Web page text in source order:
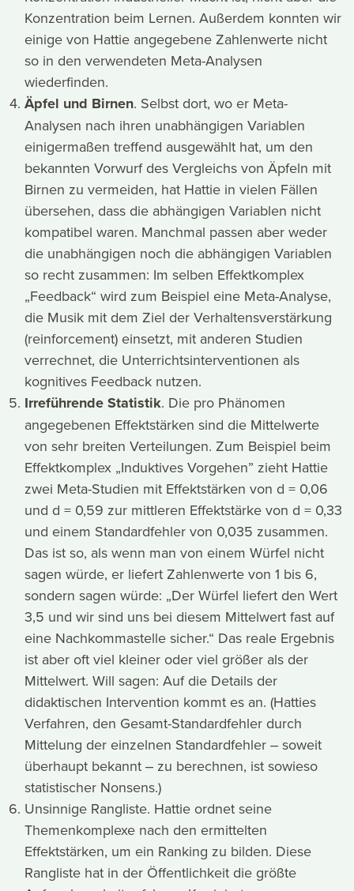
Konzentration beim Lernen. Außerdem konnten wir
einige von Hattie angegebene Zahlenwerte nicht
so in den verwendeten Meta-Analysen
wiederfinden.
Äpfel und Birnen. Selbst dort, wo er Meta-
Analysen nach ihren unabhängigen Variablen
einigermaßen treffend ausgewählt hat, um den
bekannten Vorwurf des Vergleichs von Äpfeln mit
Birnen zu vermeiden, hat Hattie in vielen Fällen
übersehen, dass die abhängigen Variablen nicht
kompatibel waren. Manchmal passen aber weder
die unabhängigen noch die abhängigen Variablen
so recht zusammen: Im selben Effektkomplex
„Feedback“ wird zum Beispiel eine Meta-Analyse,
die Musik mit dem Ziel der Verhaltensverstärkung
(reinforcement) einsetzt, mit anderen Studien
verrechnet, die Unterrichtsinterventionen als
kognitives Feedback nutzen.
Irreführende Statistik. Die pro Phänomen
angegebenen Effektstärken sind die Mittelwerte
von sehr breiten Verteilungen. Zum Beispiel beim
Effektkomplex „Induktives Vorgehen” zieht Hattie
zwei Meta-Studien mit Effektstärken von d = 0,06
und d = 0,59 zur mittleren Effektstärke von d = 0,33
und einem Standardfehler von 0,035 zusammen.
Das ist so, als wenn man von einem Würfel nicht
sagen würde, er liefert Zahlenwerte von 1 bis 6,
sondern sagen würde: „Der Würfel liefert den Wert
3,5 und wir sind uns bei diesem Mittelwert fast auf
eine Nachkommastelle sicher.“ Das reale Ergebnis
ist aber oft viel kleiner oder viel größer als der
Mittelwert. Will sagen: Auf die Details der
didaktischen Intervention kommt es an. (Hatties
Verfahren, den Gesamt-Standardfehler durch
Mittelung der einzelnen Standardfehler ‒ soweit
überhaupt bekannt ‒ zu berechnen, ist sowieso
statistischer Nonsens.)
Unsinnige Rangliste. Hattie ordnet seine
Themenkomplexe nach den ermittelten
Effektstärken, um ein Ranking zu bilden. Diese
Rangliste hat in der Öffentlichkeit die größte